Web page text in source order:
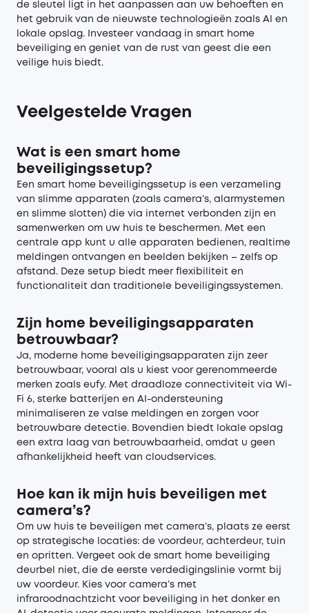
de sleutel ligt in het aanpassen aan uw behoeften en
het gebruik van de nieuwste technologieën zoals AI en
lokale opslag. Investeer vandaag in smart home
beveiliging en geniet van de rust van geest die een
veilige huis biedt.
Veelgestelde Vragen
Wat is een smart home
beveiligingssetup?
Een smart home beveiligingssetup is een verzameling
van slimme apparaten (zoals camera’s, alarmystemen
en slimme slotten) die via internet verbonden zijn en
samenwerken om uw huis te beschermen. Met een
centrale app kunt u alle apparaten bedienen, realtime
meldingen ontvangen en beelden bekijken – zelfs op
afstand. Deze setup biedt meer flexibiliteit en
functionaliteit dan traditionele beveiligingssystemen.
Zijn home beveiligingsapparaten
betrouwbaar?
Ja, moderne home beveiligingsapparaten zijn zeer
betrouwbaar, vooral als u kiest voor gerenommeerde
merken zoals eufy. Met draadloze connectiviteit via Wi-
Fi 6, sterke batterijen en AI-ondersteuning
minimaliseren ze valse meldingen en zorgen voor
betrouwbare detectie. Bovendien biedt lokale opslag
een extra laag van betrouwbaarheid, omdat u geen
afhankelijkheid heeft van cloudservices.
Hoe kan ik mijn huis beveiligen met
camera’s?
Om uw huis te beveiligen met camera’s, plaats ze eerst
op strategische locaties: de voordeur, achterdeur, tuin
en opritten. Vergeet ook de smart home beveiliging
deurbel niet, die de eerste verdedigingslinie vormt bij
uw voordeur. Kies voor camera’s met
infraroodnachtzicht voor beveiliging in het donker en